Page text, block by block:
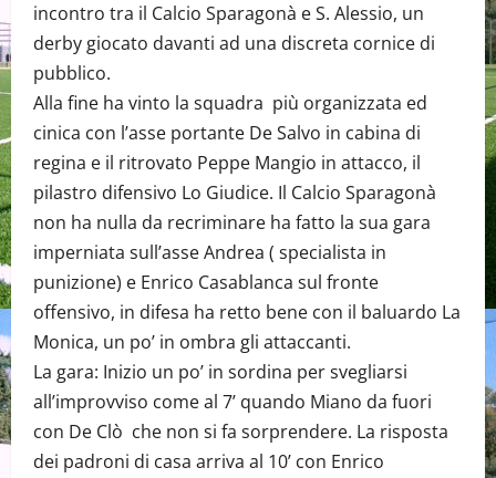
incontro tra il Calcio Sparagonà e S. Alessio, un
derby giocato davanti ad una discreta cornice di
pubblico.
Alla fine ha vinto la squadra più organizzata ed
cinica con l’asse portante De Salvo in cabina di
regina e il ritrovato Peppe Mangio in attacco, il
pilastro difensivo Lo Giudice. Il Calcio Sparagonà
non ha nulla da recriminare ha fatto la sua gara
imperniata sull’asse Andrea ( specialista in
punizione) e Enrico Casablanca sul fronte
offensivo, in difesa ha retto bene con il baluardo La
Monica, un po’ in ombra gli attaccanti.
La gara: Inizio un po’ in sordina per svegliarsi
all’improvviso come al 7’ quando Miano da fuori
con De Clò che non si fa sorprendere. La risposta
dei padroni di casa arriva al 10’ con Enrico